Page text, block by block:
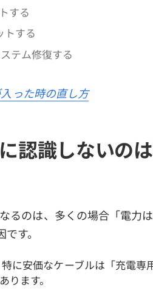
する
トする
テム修復する
った時の直し方
認識しないの
のは、多くの場合「電力は
す。
特に安価なケーブルは「充電専
ます。